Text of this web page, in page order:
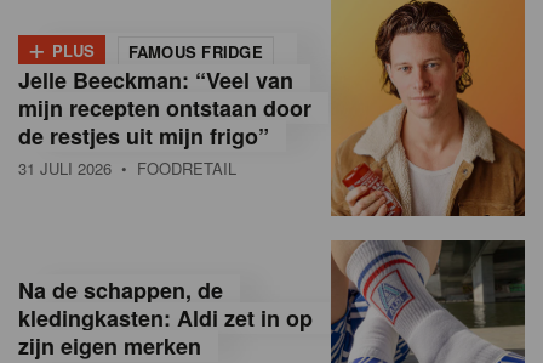
+ PLUS FAMOUS FRIDGE
Jelle Beeckman: “Veel van
mijn recepten ontstaan door
de restjes uit mijn frigo”
31 JULI 2026 • FOODRETAIL
Na de schappen, de
kledingkasten: Aldi zet in op
zijn eigen merken